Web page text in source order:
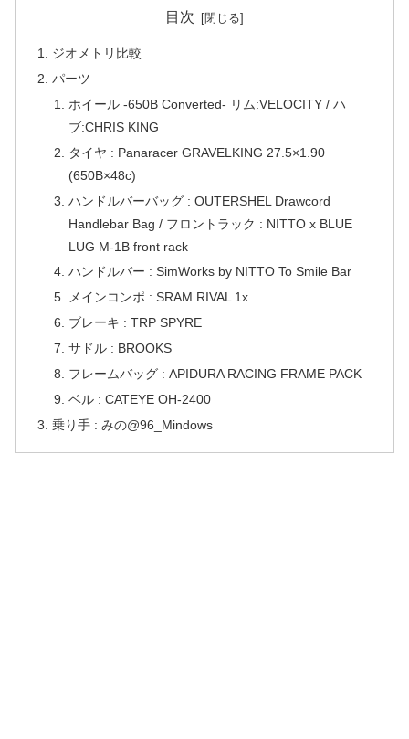
目次
ジオメトリ比較
パーツ
ホイール -650B Converted- リム:VELOCITY / ハ
ブ:CHRIS KING
タイヤ : Panaracer GRAVELKING 27.5×1.90
(650B×48c)
ハンドルバーバッグ : OUTERSHEL Drawcord
Handlebar Bag / フロントラック : NITTO x BLUE
LUG M-1B front rack
ハンドルバー : SimWorks by NITTO To Smile Bar
メインコンポ : SRAM RIVAL 1x
ブレーキ : TRP SPYRE
サドル : BROOKS
フレームバッグ : APIDURA RACING FRAME PACK
ベル : CATEYE OH-2400
乗り手 : みの@96_Mindows